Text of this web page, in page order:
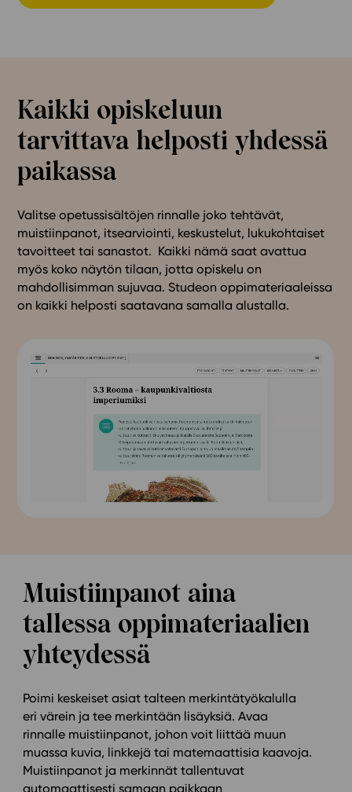
Kaikki opiskeluun
tarvittava helposti yhdessä
paikassa
Valitse opetussisältöjen rinnalle joko tehtävät,
muistiinpanot, itsearviointi, keskustelut, lukukohtaiset
tavoitteet tai sanastot. Kaikki nämä saat avattua
myös koko näytön tilaan, jotta opiskelu on
mahdollisimman sujuvaa. Studeon oppimateriaaleissa
on kaikki helposti saatavana samalla alustalla.
Muistiinpanot aina
tallessa oppimateriaalien
yhteydessä
Poimi keskeiset asiat talteen merkintätyökalulla
eri värein ja tee merkintään lisäyksiä. Avaa
rinnalle muistiinpanot, johon voit liittää muun
muassa kuvia, linkkejä tai matemaattisia kaavoja.
Muistiinpanot ja merkinnät tallentuvat
automaattisesti samaan paikkaan